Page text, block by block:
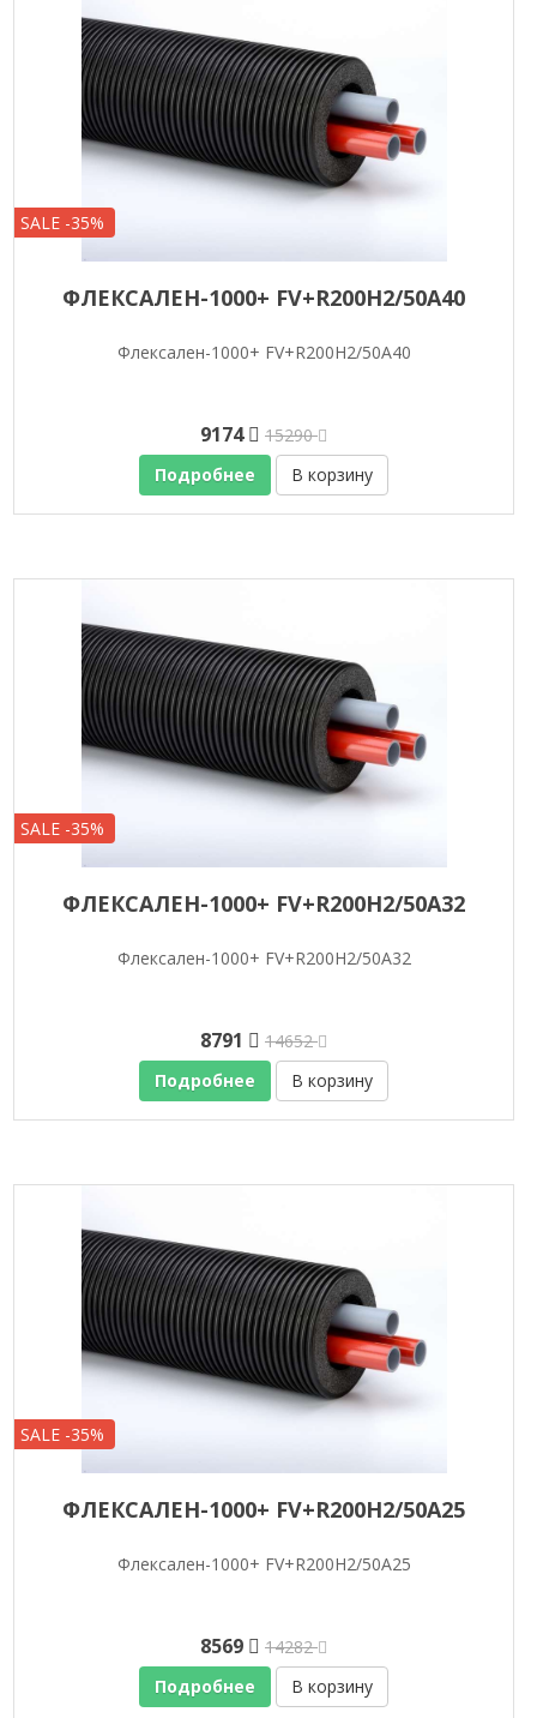
SALE -35%
ФЛЕКСАЛЕН-1000+ FV+R200H2/50A40
Флексален-1000+ FV+R200H2/50A40
9174
15290
Подробнее
В корзину
SALE -35%
ФЛЕКСАЛЕН-1000+ FV+R200H2/50A32
Флексален-1000+ FV+R200H2/50A32
8791
14652
Подробнее
В корзину
SALE -35%
ФЛЕКСАЛЕН-1000+ FV+R200H2/50A25
Флексален-1000+ FV+R200H2/50A25
8569
14282
Подробнее
В корзину